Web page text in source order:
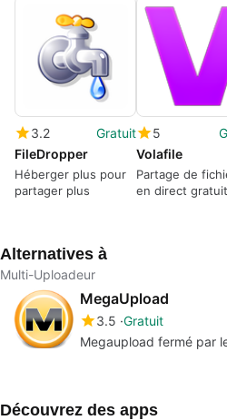
3.2
Gratuit
FileDropper
Héberger plus pour
partager plus
5
Volafile
Partage de
en direct gratuit
Alternatives à
Multi-Uploadeur
MegaUpload
3.5 Gratuit
Megaupload fermé par
Découvrez des apps